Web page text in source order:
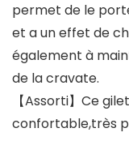
permet de le
et a un effet de
également à
de la cravate.
【Assorti】Ce
confortable,très